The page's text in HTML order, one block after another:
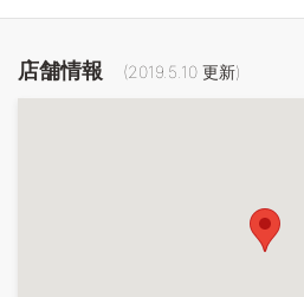
店舗情報 (2019.5.10 更新)